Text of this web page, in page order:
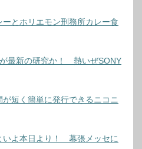
とホリエモン刑務所カレー食
が最新の研究か！ 熱いぜSONY
短く簡単に発行できるニコニ
よ本日より！ 幕張メッセに